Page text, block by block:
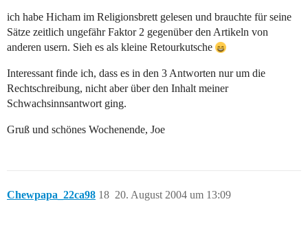
ich habe Hicham im Religionsbrett gelesen und brauchte für seine
Sätze zeitlich ungefähr Faktor 2 gegenüber den Artikeln von
anderen usern. Sieh es als kleine Retourkutsche
Interessant finde ich, dass es in den 3 Antworten nur um die
Rechtschreibung, nicht aber über den Inhalt meiner
Schwachsinnsantwort ging.
Gruß und schönes Wochenende, Joe
Chewpapa_22ca98 20. August 2004 um 13:09
18